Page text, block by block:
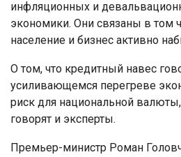
инфляционных и
экономики. Они связаны в том
население и бизнес активно
О том, что кредитный навес
усиливающемся перегреве
риск для национальной
говорят и эксперты.
Премьер-министр Роман